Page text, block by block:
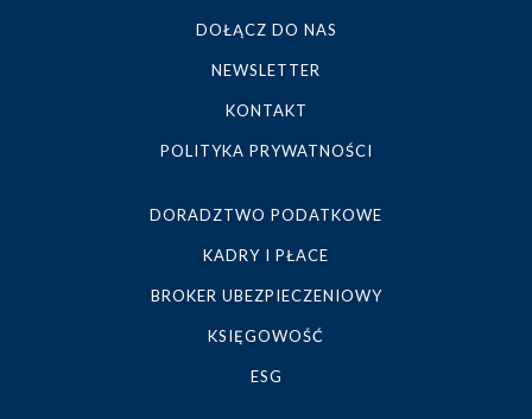
DOŁĄCZ DO NAS
NEWSLETTER
KONTAKT
POLITYKA PRYWATNOŚCI
DORADZTWO PODATKOWE
KADRY I PŁACE
BROKER UBEZPIECZENIOWY
KSIĘGOWOŚĆ
ESG